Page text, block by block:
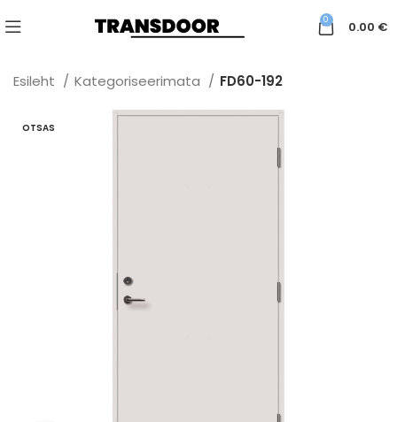
0 0.00 €
Esileht Kategoriseerimata FD60-192
OTSAS